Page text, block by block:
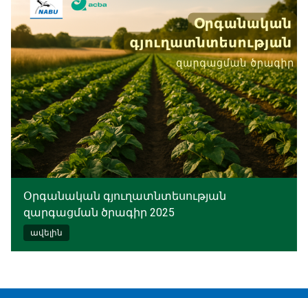
Օրգանական գյուղատնտեսության
զարգացման ծրագիր 2025
ավելին